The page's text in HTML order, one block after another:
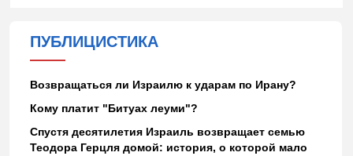
ПУБЛИЦИСТИКА
Возвращаться ли Израилю к ударам по Ирану?
Кому платит "Битуах леуми"?
Спустя десятилетия Израиль возвращает семью
Теодора Герцля домой: история, о которой мало